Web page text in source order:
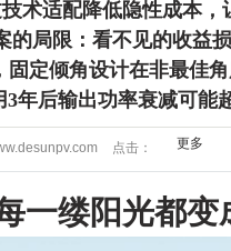
念
方
规
量
术适配降低隐性成本
的局限：看不见的收益
定倾角设计在非最佳
年后输出功率衰减可能
点击：
更多
一缕阳光都变